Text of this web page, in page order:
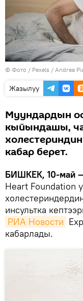
© Фото / Pexels / Andrea
Жазылуу
Муундардын
кыйындашы,
кабар берет.
БИШКЕК, 10-май
Heart Foundation
инсультка
РИА Новости
кабарлады.